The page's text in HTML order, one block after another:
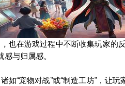
也在游戏过程中不断收集玩家的
与归属感。
如“宠物对战”或“制造工坊”，让